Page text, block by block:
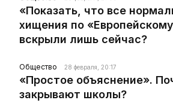
«Показать, что все
хищения по
вскрыли лишь сейчас?
Общество 28 февраля, 20:17
«Простое объяснение».
закрывают школы?